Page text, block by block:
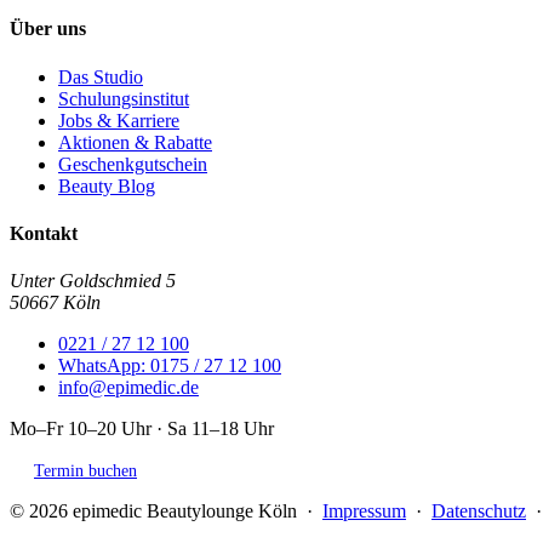
Über uns
Das Studio
Schulungsinstitut
Jobs & Karriere
Aktionen & Rabatte
Geschenkgutschein
Beauty Blog
Kontakt
Unter Goldschmied 5
50667 Köln
0221 / 27 12 100
WhatsApp: 0175 / 27 12 100
info@epimedic.de
Mo–Fr 10–20 Uhr · Sa 11–18 Uhr
Termin buchen
© 2026 epimedic Beautylounge Köln · Impressum · Datenschutz ·